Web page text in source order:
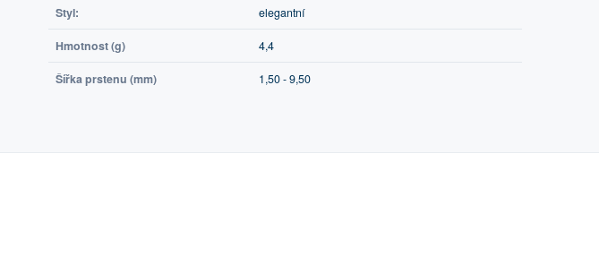
Styl: elegantní
Hmotnost (g) 4,4
Šířka prstenu (mm) 1,50 - 9,50